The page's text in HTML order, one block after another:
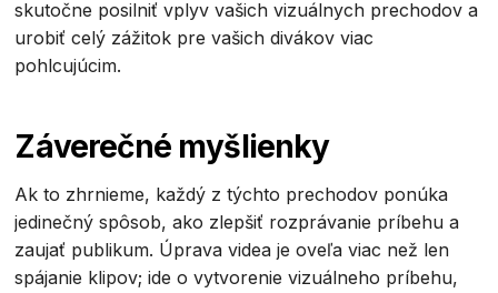
skutočne posilniť vplyv vašich vizuálnych prechodov a
urobiť celý zážitok pre vašich divákov viac
pohlcujúcim.
Záverečné myšlienky
Ak to zhrnieme, každý z týchto prechodov ponúka
jedinečný spôsob, ako zlepšiť rozprávanie príbehu a
zaujať publikum. Úprava videa je oveľa viac než len
spájanie klipov; ide o vytvorenie vizuálneho príbehu,